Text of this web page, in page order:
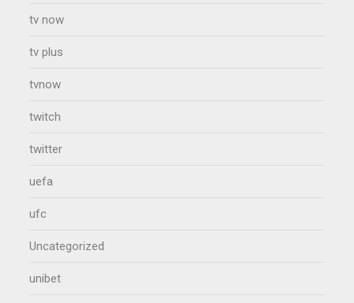
tv now
tv plus
tvnow
twitch
twitter
uefa
ufc
Uncategorized
unibet